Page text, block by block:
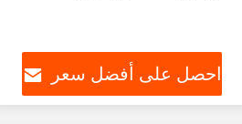
احصل على أفضل سعر